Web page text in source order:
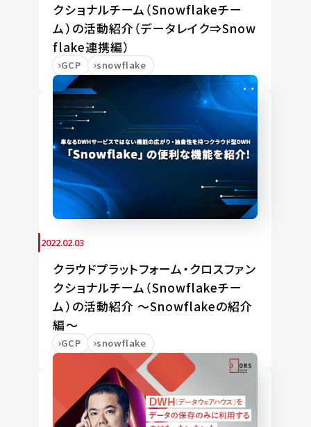
クショナルチーム（Snowflakeチー
ム）の活動紹介（データレイク⇒Snow
flake連携編）
GCP snowflake
2022.02.03
クラウドプラットフォーム・クロスファン
クショナルチーム（Snowflakeチー
ム）の活動紹介 ～Snowflakeの紹介
編～
GCP snowflake